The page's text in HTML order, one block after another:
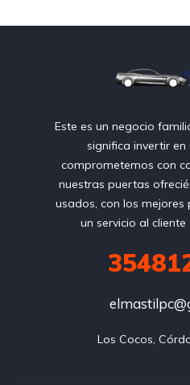
Este es un negocio
significa invertir en
comprometemos con
nuestras puertas
usados, con los mejores
un servicio al
Los Cocos,